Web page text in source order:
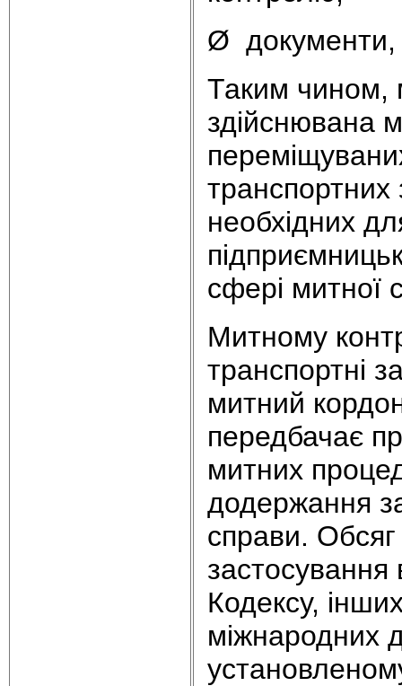
Ø документи,
Таким чином,
здійснювана
транспортних
необхідних
сфері митної
Митному
транспортні
митний
передбачає
митних
додержання
справи. Обсяг
застосування
Кодексу,
міжнародних